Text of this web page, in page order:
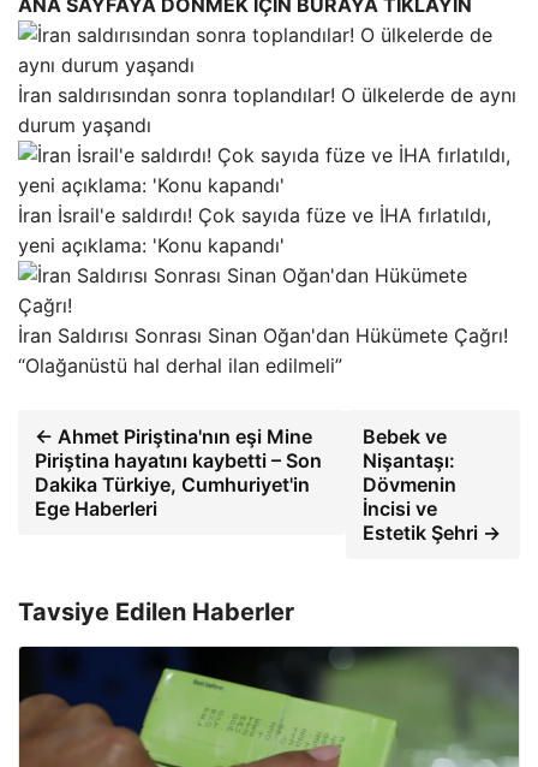
İran saldırısından sonra toplandılar! O ülkelerde de aynı
durum yaşandı
İran İsrail'e saldırdı! Çok sayıda füze ve İHA fırlatıldı,
yeni açıklama: 'Konu kapandı'
İran Saldırısı Sonrası Sinan Oğan'dan Hükümete Çağrı!
“Olağanüstü hal derhal ilan edilmeli”
← Ahmet Piriştina'nın eşi Mine
Piriştina hayatını kaybetti – Son
Dakika Türkiye, Cumhuriyet'in
Ege Haberleri
Bebek ve
Nişantaşı:
Dövmenin
İncisi ve
Estetik Şehri →
Tavsiye Edilen Haberler